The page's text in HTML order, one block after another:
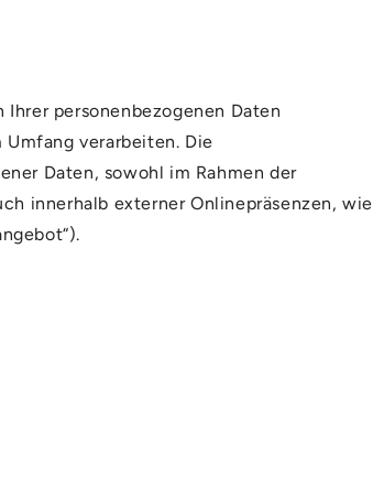
personenbezogenen Daten
verarbeiten. Die
Daten, sowohl im Rahmen der
innerhalb externer Onlinepräsenzen, wie